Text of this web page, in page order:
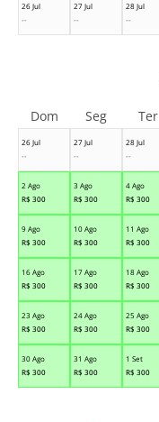
26 Jul
--
27 Jul
--
28 Jul
--
26 Jul
--
27 Jul
--
28 Jul
--
2 Ago
R$ 300
3 Ago
R$ 300
4 Ago
R$ 300
9 Ago
R$ 300
10 Ago
R$ 300
11 Ago
R$ 300
16 Ago
R$ 300
17 Ago
R$ 300
18 Ago
R$ 300
23 Ago
R$ 300
24 Ago
R$ 300
25 Ago
R$ 300
30 Ago
R$ 300
31 Ago
R$ 300
1 Set
R$ 300
Dom Seg Ter